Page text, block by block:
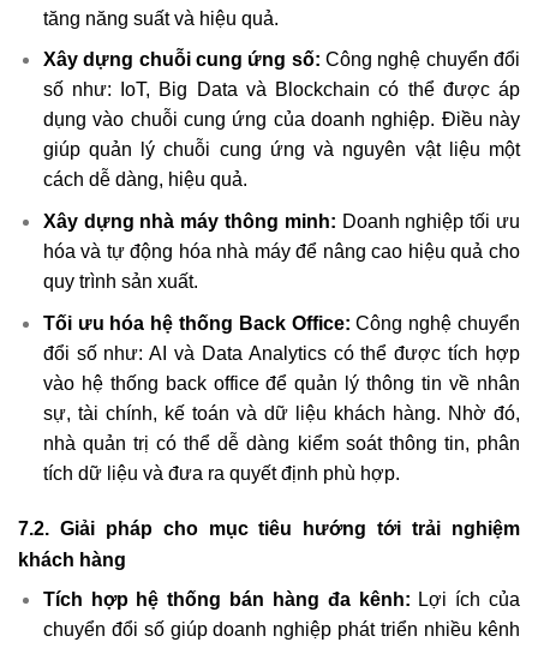
tăng năng suất và hiệu quả.
Xây dựng chuỗi cung ứng số: Công nghệ chuyển đổi
số như: IoT, Big Data và Blockchain có thể được áp
dụng vào chuỗi cung ứng của doanh nghiệp. Điều này
giúp quản lý chuỗi cung ứng và nguyên vật liệu một
cách dễ dàng, hiệu quả.
Xây dựng nhà máy thông minh: Doanh nghiệp tối ưu
hóa và tự động hóa nhà máy để nâng cao hiệu quả cho
quy trình sản xuất.
Tối ưu hóa hệ thống Back Office:Công nghệ chuyển
đổi số như: AI và Data Analytics có thể được tích hợp
vào hệ thống back office để quản lý thông tin về nhân
sự, tài chính, kế toán và dữ liệu khách hàng. Nhờ đó,
nhà quản trị có thể dễ dàng kiểm soát thông tin, phân
tích dữ liệu và đưa ra quyết định phù hợp.
7.2. Giải pháp cho mục tiêu hướng tới trải nghiệm
khách hàng
Tích hợp hệ thống bán hàng đa kênh: Lợi ích của
chuyển đổi số giúp doanh nghiệp phát triển nhiều kênh